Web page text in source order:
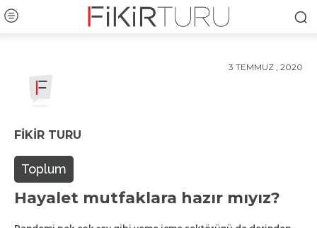
3 TEMMUZ , 2020
FIKIR TURU
Toplum
Hayalet mutfaklara hazır mıyız?